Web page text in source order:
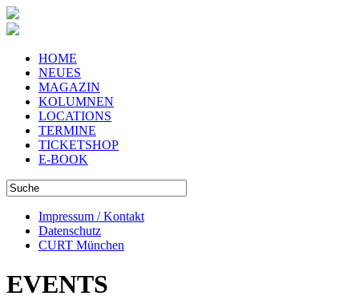
HOME
NEUES
MAGAZIN
KOLUMNEN
LOCATIONS
TERMINE
TICKETSHOP
E-BOOK
Impressum / Kontakt
Datenschutz
CURT München
EVENTS